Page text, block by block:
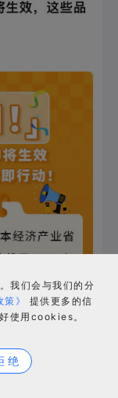
我们会与我们的分
》
提供更多的信
使用cookies。
绝